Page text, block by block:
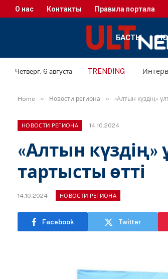
О нас Контакты Правила портала
БАСТЫ
Четверг, 6 августа TRENDING
Home » Новости региона » «Алтын күздің»
НОВОСТИ РЕГИОНА 14.10.2024
«Алтын күздің»
тартысты өтті
14.10.2024 НОВОСТИ РЕГИОНА
Facebook Twitter